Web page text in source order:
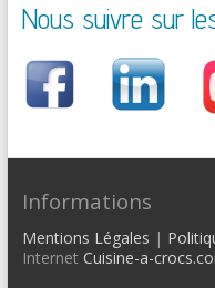
Nous suivre sur
Informations
Mentions Légales |
Internet Cuisine-a-